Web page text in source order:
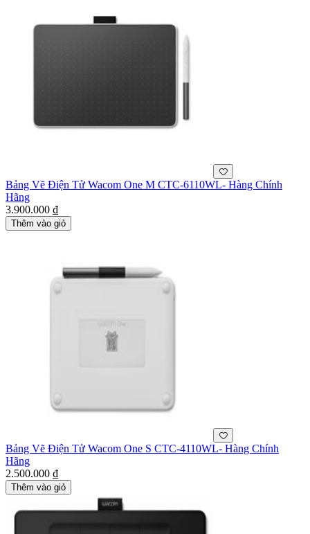
Bảng Vẽ Điện Tử Wacom One M CTC-6110WL- Hàng Chính
Hãng
3.900.000 ₫
Thêm vào giỏ
Bảng Vẽ Điện Tử Wacom One S CTC-4110WL- Hàng Chính
Hãng
2.500.000 ₫
Thêm vào giỏ